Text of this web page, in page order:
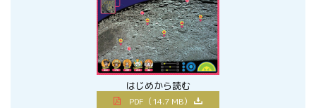
はじめから読む
PDF（14.7 MB）